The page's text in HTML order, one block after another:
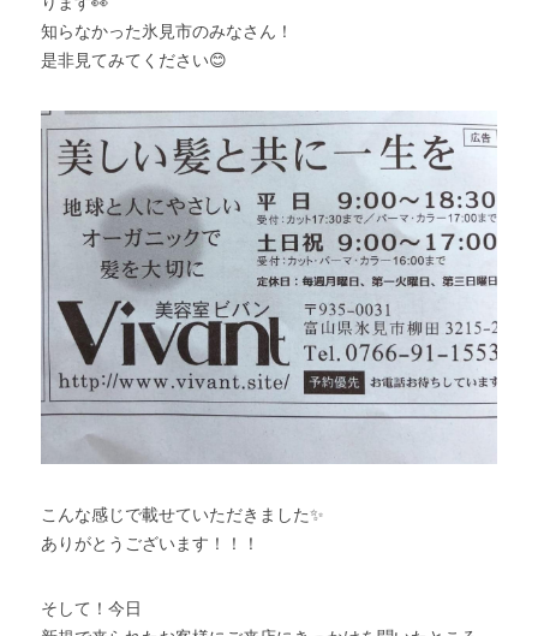
知らなかった氷見市のみなさん！
是非見てみてください😊
こんな感じで載せていただきました✨
ありがとうございます！！！
そして！今日